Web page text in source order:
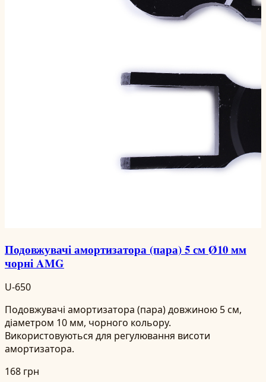
Подовжувачі амортизатора (пара) 5 см Ø10 мм
чорні AMG
U-650
Подовжувачі амортизатора (пара) довжиною 5 см,
діаметром 10 мм, чорного кольору.
Використовуються для регулювання висоти
амортизатора.
168 грн